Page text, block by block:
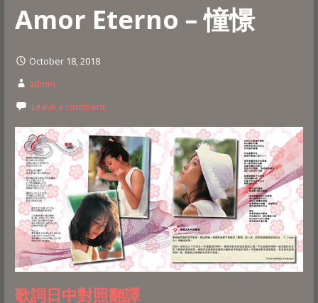
Amor Eterno – 憧憬
October 18, 2018
admin
Leave a comment
歌詞日中對照翻譯